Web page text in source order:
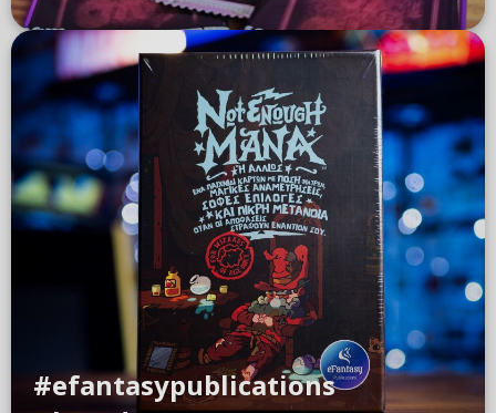
#efantasypublications